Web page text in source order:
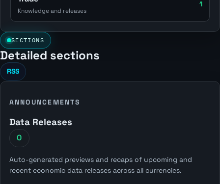
Knowledge and releases
1
SECTIONS
Detailed sections
RSS
ANNOUNCEMENTS
Data Releases
0
Auto-generated previews and recaps of upcoming and
recent economic data releases across all currencies.